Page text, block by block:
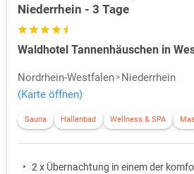
Niederrhein - 3 Tage
Waldhotel Tannenhäuschen in
Nordrhein-Westfalen
Niederrhein
(Karte öffnen)
Sauna Hallenbad Wellness & SPA
2 x Übernachtung in einem der